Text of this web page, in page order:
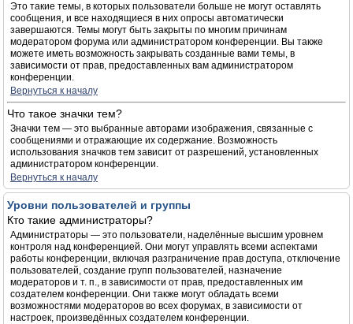
Это такие темы, в которых пользователи больше не могут оставлять
сообщения, и все находящиеся в них опросы автоматически
завершаются. Темы могут быть закрыты по многим причинам
модератором форума или администратором конференции. Вы также
можете иметь возможность закрывать созданные вами темы, в
зависимости от прав, предоставленных вам администратором
конференции.
Вернуться к началу
Что такое значки тем?
Значки тем — это выбранные авторами изображения, связанные с
сообщениями и отражающие их содержание. Возможность
использования значков тем зависит от разрешений, установленных
администратором конференции.
Вернуться к началу
Уровни пользователей и группы
Кто такие администраторы?
Администраторы — это пользователи, наделённые высшим уровнем
контроля над конференцией. Они могут управлять всеми аспектами
работы конференции, включая разграничение прав доступа, отключение
пользователей, создание групп пользователей, назначение
модераторов и т. п., в зависимости от прав, предоставленных им
создателем конференции. Они также могут обладать всеми
возможностями модераторов во всех форумах, в зависимости от
настроек, произведённых создателем конференции.